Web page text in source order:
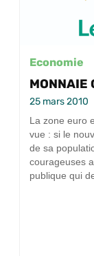
Economie
MONNAIE
25 mars 2010
La zone euro
vue : si le
de sa
courageuses
publique qui